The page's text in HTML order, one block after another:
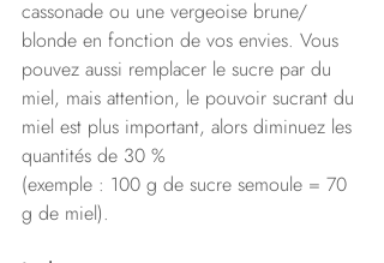
cassonade ou une vergeoise brune/
blonde en fonction de vos envies. Vous
pouvez aussi remplacer le sucre par du
miel, mais attention, le pouvoir sucrant du
miel est plus important, alors diminuez les
quantités de 30 %
(exemple : 100 g de sucre semoule = 70
g de miel).